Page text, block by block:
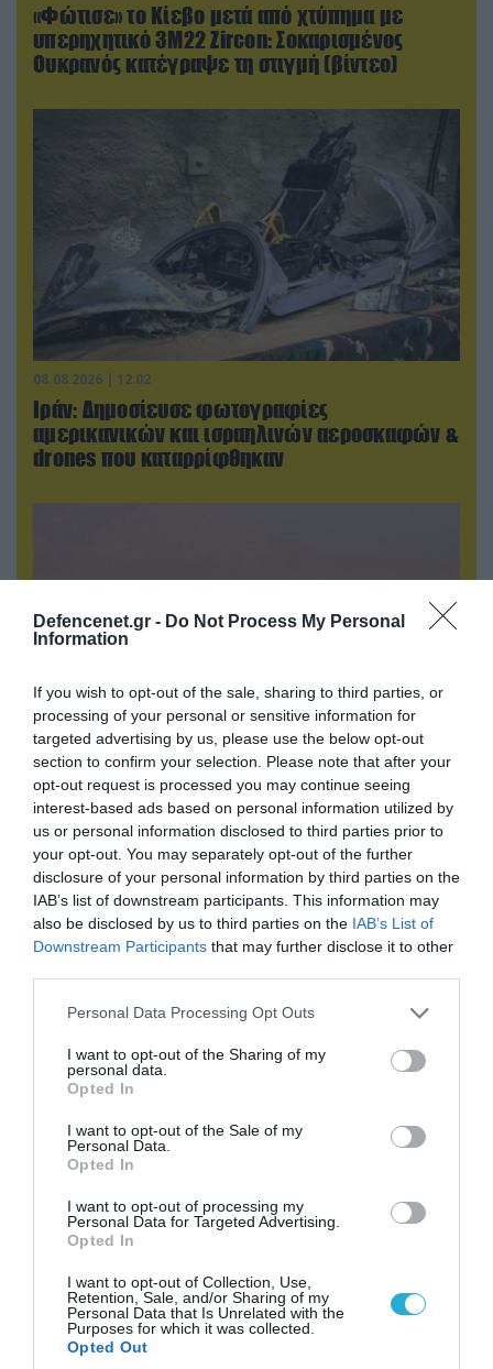
Defencenet.gr - Do Not Process My Personal
Information
If you wish to opt-out of the sale, sharing to third parties, or
processing of your personal or sensitive information for
targeted advertising by us, please use the below opt-out
section to confirm your selection. Please note that after your
opt-out request is processed you may continue seeing
interest-based ads based on personal information utilized by
us or personal information disclosed to third parties prior to
your opt-out. You may separately opt-out of the further
disclosure of your personal information by third parties on the
IAB’s list of downstream participants. This information may
also be disclosed by us to third parties on the IAB’s List of
Downstream Participants that may further disclose it to other
Please note that this website/app uses one or more Google
not limited to your visit or usage behaviour. You may click to
grant or deny consent to Google and its third-party tags to
use your data for below specified purposes in below Google
consent section.
Personal Data Processing Opt Outs
I want to opt-out of the Sharing of my
personal data.
Opted In
I want to opt-out of the Sale of my
Personal Data.
Opted In
I want to opt-out of processing my
Personal Data for Targeted Advertising.
Opted In
I want to opt-out of Collection, Use,
Retention, Sale, and/or Sharing of my
Personal Data that Is Unrelated with the
Purposes for which it was collected.
Opted Out
«Φώτισε» το Κίεβο μετά από χτύπημα με
υπερηχητικό 3M22 Zircon: Σοκαρισμένος
Ουκρανός κατέγραψε τη στιγμή (βίντεο)
08.08.2026 | 12:02
Ιράν: Δημοσίευσε φωτογραφίες
αμερικανικών και ισραηλινών αεροσκαφών &
drones που καταρρίφθηκαν
09.08.2026 | 13:02
Το Ιράν «παγώνει» τις ΗΠΑ για άνοιγμα των
Στενών του Ορμούζ: «Δίνετε άμεσα 300
δισ.δολάρια και διόδια» (upd)
08.08.2026 | 13:02
Βίντεο: Ρωσική βόμβα FAB-3000 «εξαφανίζει
από τον χάρτη» σημείο διέλευσης των
ουκρανικών δυνάμεων στην Ζαπορίζια